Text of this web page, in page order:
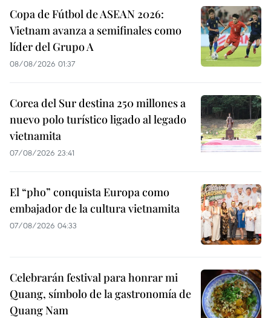
Copa de Fútbol de ASEAN 2026:
Vietnam avanza a semifinales como
líder del Grupo A
08/08/2026 01:37
Corea del Sur destina 250 millones a
nuevo polo turístico ligado al legado
vietnamita
07/08/2026 23:41
El “pho” conquista Europa como
embajador de la cultura vietnamita
07/08/2026 04:33
Celebrarán festival para honrar mi
Quang, símbolo de la gastronomía de
Quang Nam